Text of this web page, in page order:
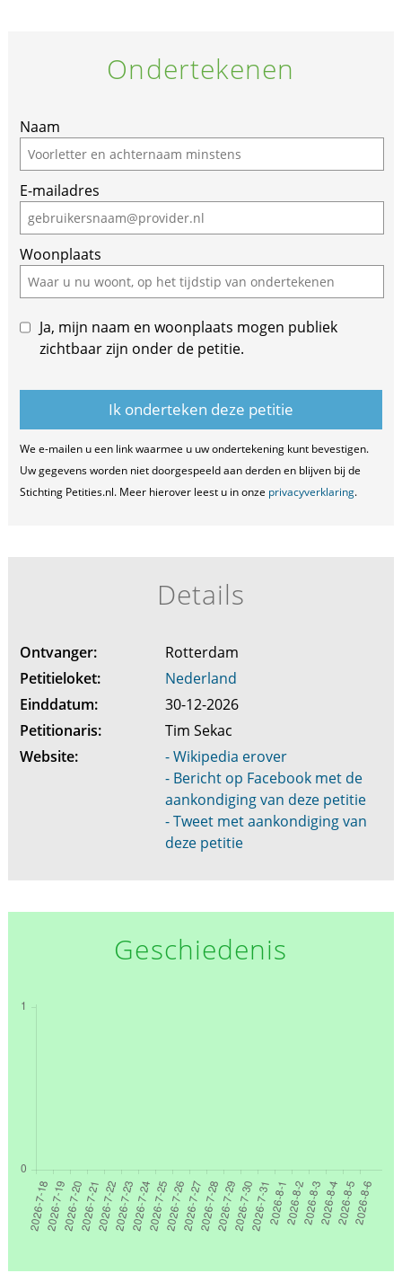
Ondertekenen
If
you
are
a
human,
ignore
this
field
Naam
E-mailadres
Woonplaats
Ja, mijn naam en woonplaats mogen publiek
zichtbaar zijn onder de petitie.
We e-mailen u een link waarmee u uw ondertekening kunt bevestigen.
Uw gegevens worden niet doorgespeeld aan derden en blijven bij de
Stichting Petities.nl. Meer hierover leest u in onze privacyverklaring.
Details
Ontvanger:
Rotterdam
Petitieloket:
Nederland
Einddatum:
30-12-2026
Petitionaris:
Tim Sekac
Website:
- Wikipedia erover
- Bericht op Facebook met de
aankondiging van deze petitie
- Tweet met aankondiging van
deze petitie
Geschiedenis